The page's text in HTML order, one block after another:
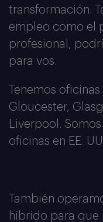
Únete a
Buscamos
unirse a nuestro
Ponte en contacto
transformación.
empleo como el
profesional,
para vos.
Tenemos
Gloucester,
Liverpool.
oficinas en EE.
También
híbrido para que